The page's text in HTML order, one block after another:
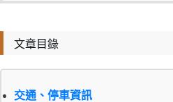
文章目錄
交通、停車資訊